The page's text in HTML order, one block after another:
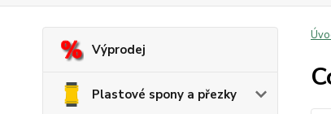
Výprodej
Plastové spony a přezky